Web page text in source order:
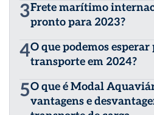
3Frete marítimo
pronto para 2023?
4O que podemos esperar
transporte em 2024?
5O que é Modal
vantagens e